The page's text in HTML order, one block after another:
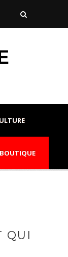
BOUTIQUE
QUI